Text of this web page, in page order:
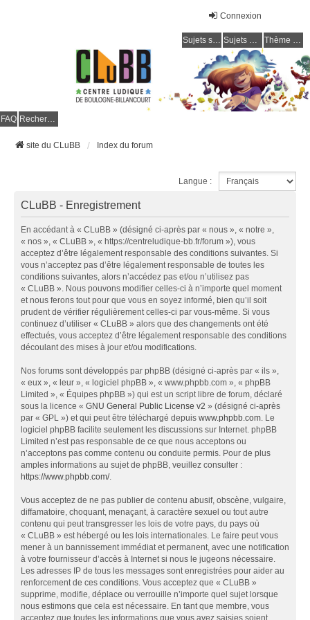
Connexion
Sujets sans réponse Sujets actifs Thème clair / foncé
FAQ Rechercher
site du CLuBB Index du forum
Langue :
CLuBB - Enregistrement
En accédant à « CLuBB » (désigné ci-après par « nous », « notre »,
« nos », « CLuBB », « https://centreludique-bb.fr/forum »), vous
acceptez d’être légalement responsable des conditions suivantes. Si
vous n’acceptez pas d’être légalement responsable de toutes les
conditions suivantes, alors n’accédez pas et/ou n’utilisez pas
« CLuBB ». Nous pouvons modifier celles-ci à n’importe quel moment
et nous ferons tout pour que vous en soyez informé, bien qu’il soit
prudent de vérifier régulièrement celles-ci par vous-même. Si vous
continuez d’utiliser « CLuBB » alors que des changements ont été
effectués, vous acceptez d’être légalement responsable des conditions
découlant des mises à jour et/ou modifications.
Nos forums sont développés par phpBB (désigné ci-après par « ils »,
« eux », « leur », « logiciel phpBB », « www.phpbb.com », « phpBB
Limited », « Équipes phpBB ») qui est un script libre de forum, déclaré
sous la licence « GNU General Public License v2 » (désigné ci-après
par « GPL ») et qui peut être téléchargé depuis www.phpbb.com. Le
logiciel phpBB facilite seulement les discussions sur Internet. phpBB
Limited n’est pas responsable de ce que nous acceptons ou
n’acceptons pas comme contenu ou conduite permis. Pour de plus
amples informations au sujet de phpBB, veuillez consulter :
https://www.phpbb.com/.
Vous acceptez de ne pas publier de contenu abusif, obscène, vulgaire,
diffamatoire, choquant, menaçant, à caractère sexuel ou tout autre
contenu qui peut transgresser les lois de votre pays, du pays où
« CLuBB » est hébergé ou les lois internationales. Le faire peut vous
mener à un bannissement immédiat et permanent, avec une notification
à votre fournisseur d’accès à Internet si nous le jugeons nécessaire.
Les adresses IP de tous les messages sont enregistrées pour aider au
renforcement de ces conditions. Vous acceptez que « CLuBB »
supprime, modifie, déplace ou verrouille n’importe quel sujet lorsque
nous estimons que cela est nécessaire. En tant que membre, vous
acceptez que toutes les informations que vous avez saisies soient